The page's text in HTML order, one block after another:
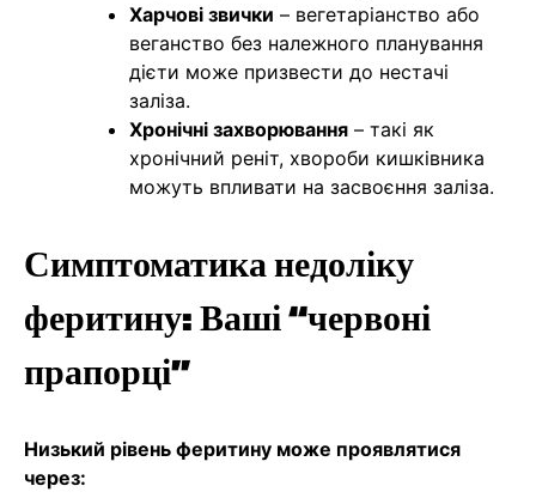
Харчові звички – вегетаріанство або
веганство без належного планування
дієти може призвести до нестачі
заліза.
Хронічні захворювання – такі як
хронічний реніт, хвороби кишківника
можуть впливати на засвоєння заліза.
Симптоматика недоліку
феритину: Ваші “червоні
прапорці”
Низький рівень феритину може проявлятися
через: